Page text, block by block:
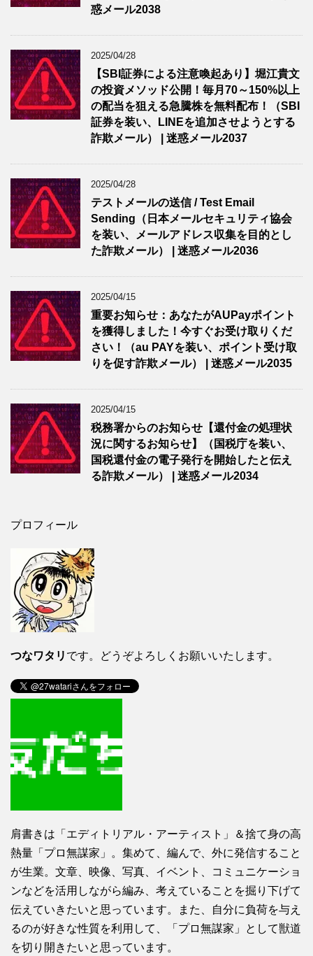
惑メール2038
2025/04/28
【SBI証券による注意喚起あり】堀江貴文
の投資メソッド公開！毎月70～150%以上
の配当を狙える急騰株を無料配布！（SBI
証券を装い、LINEを追加させようとする
詐欺メール） | 迷惑メール2037
2025/04/28
テストメールの送信 / Test Email
Sending（日本メールセキュリティ協会
を装い、メールアドレス収集を目的とし
た詐欺メール） | 迷惑メール2036
2025/04/15
重要お知らせ：あなたがAUPayポイント
を獲得しました！今すぐお受け取りくだ
さい！（au PAYを装い、ポイント受け取
りを促す詐欺メール） | 迷惑メール2035
2025/04/15
税務署からのお知らせ【還付金の処理状
況に関するお知らせ】（国税庁を装い、
国税還付金の電子発行を開始したと伝え
る詐欺メール） | 迷惑メール2034
プロフィール
つなワタリ です。どうぞよろしくお願いいたします。
肩書きは「エディトリアル・アーティスト」＆捨て身の高
熱量「プロ無謀家」。集めて、編んで、外に発信すること
が生業。文章、映像、写真、イベント、コミュニケーショ
ンなどを活用しながら編み、考えていることを掘り下げて
伝えていきたいと思っています。また、自分に負荷を与え
るのが好きな性質を利用して、「プロ無謀家」として獣道
を切り開きたいと思っています。